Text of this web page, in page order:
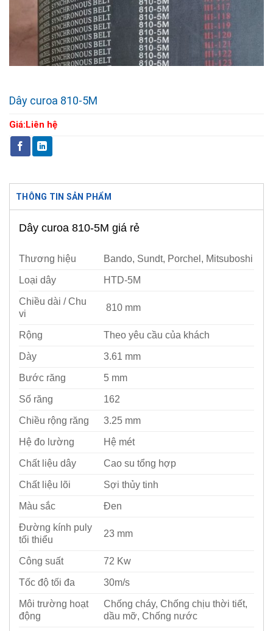
Dây curoa 810-5M
Giá: Liên hệ
THÔNG TIN SẢN PHẨM
Dây curoa 810-5M giá rẻ
Thương hiệu Bando, Sundt, Porchel, Mitsuboshi
Loại dây HTD-5M
Chiều dài / Chu
vi
810 mm
Rộng Theo yêu cầu của khách
Dày 3.61 mm
Bước răng 5 mm
Số răng 162
Chiều rộng răng 3.25 mm
Hệ đo lường Hệ mét
Chất liệu dây Cao su tổng hợp
Chất liệu lõi Sợi thủy tinh
Màu sắc Đen
Đường kính puly
tối thiểu
23 mm
Công suất 72 Kw
Tốc độ tối đa 30m/s
Môi trường hoạt
động
Chống cháy, Chống chịu thời tiết,
dầu mỡ, Chống nước